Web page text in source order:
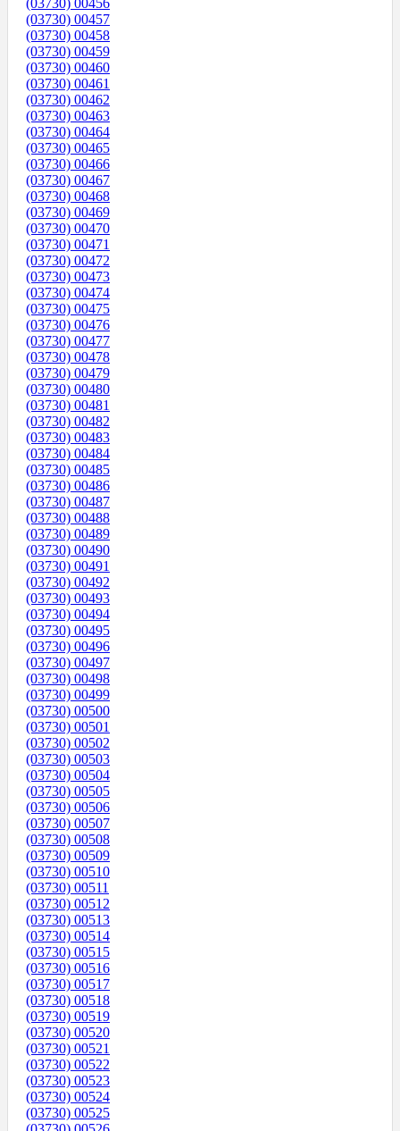
(03730) 00456
(03730) 00457
(03730) 00458
(03730) 00459
(03730) 00460
(03730) 00461
(03730) 00462
(03730) 00463
(03730) 00464
(03730) 00465
(03730) 00466
(03730) 00467
(03730) 00468
(03730) 00469
(03730) 00470
(03730) 00471
(03730) 00472
(03730) 00473
(03730) 00474
(03730) 00475
(03730) 00476
(03730) 00477
(03730) 00478
(03730) 00479
(03730) 00480
(03730) 00481
(03730) 00482
(03730) 00483
(03730) 00484
(03730) 00485
(03730) 00486
(03730) 00487
(03730) 00488
(03730) 00489
(03730) 00490
(03730) 00491
(03730) 00492
(03730) 00493
(03730) 00494
(03730) 00495
(03730) 00496
(03730) 00497
(03730) 00498
(03730) 00499
(03730) 00500
(03730) 00501
(03730) 00502
(03730) 00503
(03730) 00504
(03730) 00505
(03730) 00506
(03730) 00507
(03730) 00508
(03730) 00509
(03730) 00510
(03730) 00511
(03730) 00512
(03730) 00513
(03730) 00514
(03730) 00515
(03730) 00516
(03730) 00517
(03730) 00518
(03730) 00519
(03730) 00520
(03730) 00521
(03730) 00522
(03730) 00523
(03730) 00524
(03730) 00525